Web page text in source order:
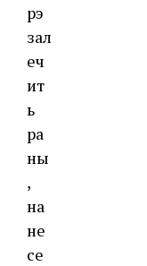
рэ
зал
еч
ит
ь
ра
ны
,
на
не
се